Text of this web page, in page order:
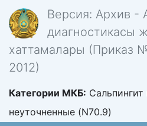
Версия: Архив -
диагностикасы
хаттамалары (Приказ
2012)
Категории МКБ:
неуточненные (N70.9)